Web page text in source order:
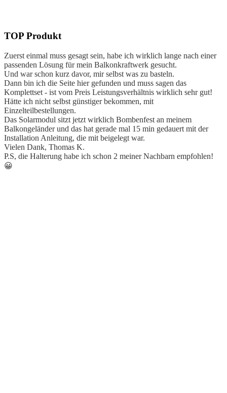
TOP Produkt
Zuerst einmal muss gesagt sein, habe ich wirklich lange nach einer
passenden Lösung für mein Balkonkraftwerk gesucht.
Und war schon kurz davor, mir selbst was zu basteln.
Dann bin ich die Seite hier gefunden und muss sagen das
Komplettset - ist vom Preis Leistungsverhältnis wirklich sehr gut!
Hätte ich nicht selbst günstiger bekommen, mit
Einzelteilbestellungen.
Das Solarmodul sitzt jetzt wirklich Bombenfest an meinem
Balkongeländer und das hat gerade mal 15 min gedauert mit der
Installation Anleitung, die mit beigelegt war.
Vielen Dank, Thomas K.
P.S, die Halterung habe ich schon 2 meiner Nachbarn empfohlen!
😀